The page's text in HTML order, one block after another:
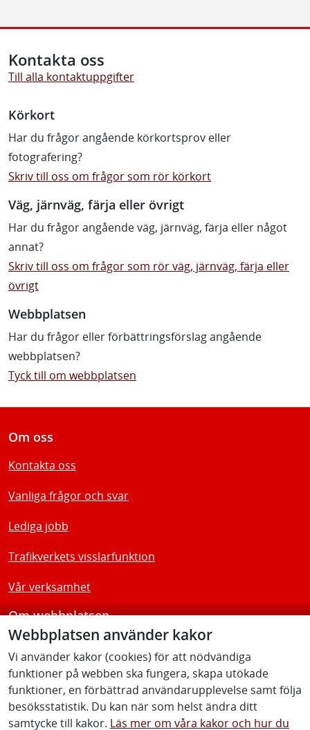
Webbplatsen använder kakor
Vi använder kakor (cookies) för att nödvändiga
funktioner på webben ska fungera, skapa utökade
funktioner, en förbättrad användarupplevelse samt följa
besöksstatistik. Du kan när som helst ändra ditt
samtycke till kakor. Läs mer om våra kakor och hur du
Kontakta oss
Till alla kontaktuppgifter
Körkort
Har du frågor angående körkortsprov eller
fotografering?
Skriv till oss om frågor som rör körkort
Väg, järnväg, färja eller övrigt
Har du frågor angående väg, järnväg, färja eller något
annat?
Skriv till oss om frågor som rör väg, järnväg, färja eller
övrigt
Webbplatsen
Har du frågor eller förbättringsförslag angående
webbplatsen?
Tyck till om webbplatsen
Om oss
Kontakta oss
Vanliga frågor och svar
Lediga jobb
Trafikverkets visslarfunktion
Vår verksamhet
Om webbplatsen
Tillgänglighetsredogörelse
Följ oss